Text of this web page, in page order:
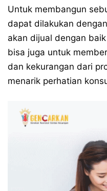
Untuk membangun
dapat dilakukan
akan dijual dengan
bisa juga untuk
dan kekurangan dari
menarik perhatian